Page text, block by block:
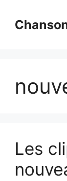
contenu
Les